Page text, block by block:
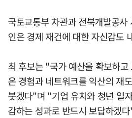
국토교통부 차관과 전북개발공사
인은 경제 재건에 대한 자신감도
최 후보는 "국가 예산을 확보하
온 경험과 네트워크를 익산의 재
붓겠다"며 "기업 유치와 청년 일
감하는 성과로 반드시 보답하겠